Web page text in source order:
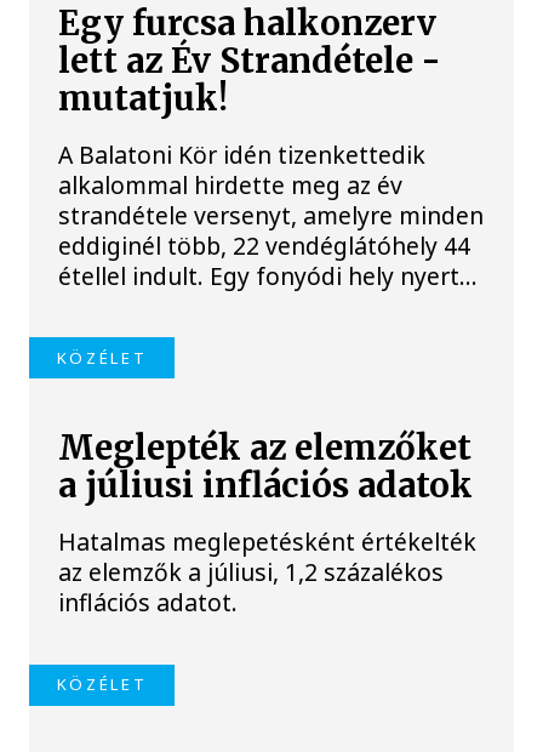
Egy furcsa halkonzerv
lett az Év Strandétele -
mutatjuk!
A Balatoni Kör idén tizenkettedik
alkalommal hirdette meg az év
strandétele versenyt, amelyre minden
eddiginél több, 22 vendéglátóhely 44
étellel indult. Egy fonyódi hely nyert...
KÖZÉLET
Meglepték az elemzőket
a júliusi inflációs adatok
Hatalmas meglepetésként értékelték
az elemzők a júliusi, 1,2 százalékos
inflációs adatot.
KÖZÉLET